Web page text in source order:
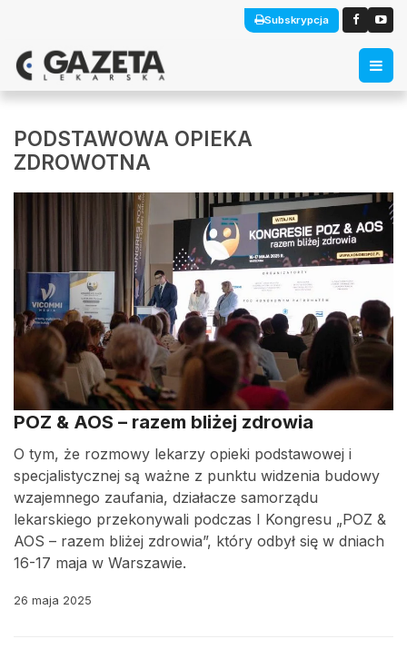
Subskrypcja
PODSTAWOWA OPIEKA
ZDROWOTNA
POZ & AOS – razem bliżej zdrowia
O tym, że rozmowy lekarzy opieki podstawowej i
specjalistycznej są ważne z punktu widzenia budowy
wzajemnego zaufania, działacze samorządu
lekarskiego przekonywali podczas I Kongresu „POZ &
AOS – razem bliżej zdrowia”, który odbył się w dniach
16-17 maja w Warszawie.
26 maja 2025